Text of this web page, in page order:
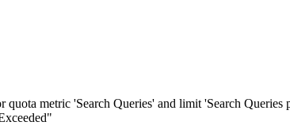
metric 'Search Queries' and limit 'Search